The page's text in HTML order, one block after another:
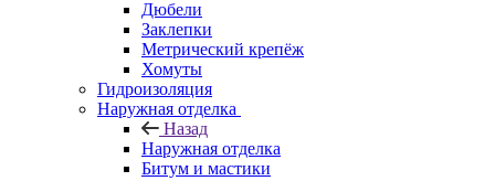
Дюбели
Заклепки
Метрический крепёж
Хомуты
Гидроизоляция
Наружная отделка
Назад
Наружная отделка
Битум и мастики